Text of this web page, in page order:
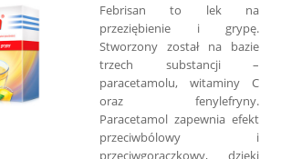
Febrisan to lek na
przeziębienie i grypę.
Stworzony został na bazie
trzech substancji –
paracetamolu, witaminy C
oraz fenylefryny.
Paracetamol zapewnia efekt
przeciwbólowy i
przeciwgorączkowy, dzięki